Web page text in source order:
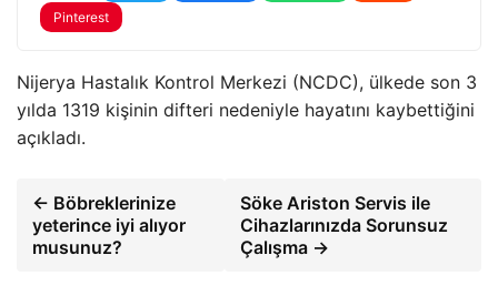
Pinterest
Nijerya Hastalık Kontrol Merkezi (NCDC), ülkede son 3
yılda 1319 kişinin difteri nedeniyle hayatını kaybettiğini
açıkladı.
← Böbreklerinize
yeterince iyi alıyor
musunuz?
Söke Ariston Servis ile
Cihazlarınızda Sorunsuz
Çalışma →